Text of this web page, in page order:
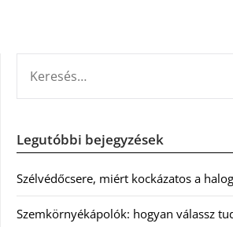
Legutóbbi bejegyzések
Szélvédőcsere, miért kockázatos a
Szemkörnyékápolók: hogyan válassz